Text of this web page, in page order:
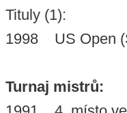
Tituly (1):
1998 US Open
Turnaj mistrů: